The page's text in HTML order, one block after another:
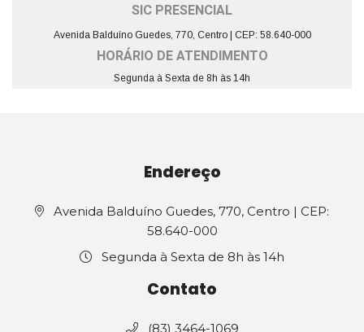
SIC PRESENCIAL
Avenida Balduíno Guedes, 770, Centro | CEP: 58.640-000
HORÁRIO DE ATENDIMENTO
Segunda à Sexta de 8h às 14h
Endereço
Avenida Balduíno Guedes, 770, Centro | CEP:
58.640-000
Segunda à Sexta de 8h às 14h
Contato
(83) 3464-1069